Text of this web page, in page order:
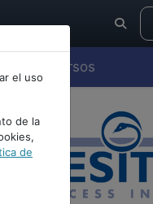
Cursos
el uso
de la
de